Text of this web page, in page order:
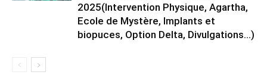
2025(Intervention Physique, Agartha,
Ecole de Mystère, Implants et
biopuces, Option Delta, Divulgations…)